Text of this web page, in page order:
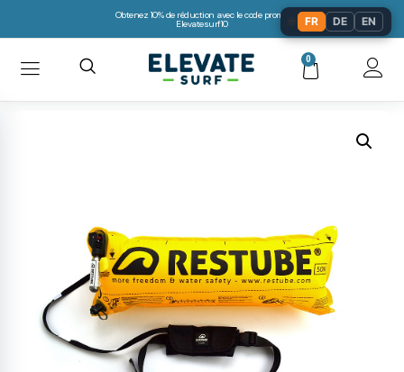
Obtenez 10% de réduction avec le code promo:
Elevatesurf10
0
FR DE EN